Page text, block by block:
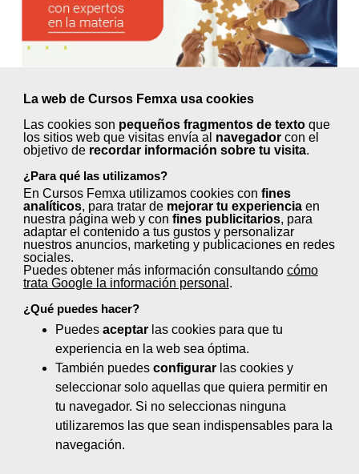
La web de Cursos Femxa usa cookies
Las cookies son pequeños fragmentos de textoque
los sitios web que visitas envía al navegadorcon el
objetivo de recordar información sobre tu visita.
¿Para qué las utilizamos?
En Cursos Femxa utilizamos cookies con fines
analíticos, para tratar de mejorar tu experienciaen
nuestra página web y con fines publicitarios, para
adaptar el contenido a tus gustos y personalizar
nuestros anuncios, marketing y publicaciones en redes
sociales.
Puedes obtener más información consultando cómo
trata Google la información personal .
¿Qué puedes hacer?
Puedes aceptarlas cookies para que tu
experiencia en la web sea óptima.
También puedes configurarlas cookies y
seleccionar solo aquellas que quiera permitir en
tu navegador. Si no seleccionas ninguna
utilizaremos las que sean indispensables para la
navegación.
Formación gratuita
autonómica en Castellón
¡Plazas agotadas!
Se ha cerrado la matrícula para la
convocatoria autonómica de
formación gratuita enmodalidad
presencial dirigida a
ocupados/as
y desempleados/as de
Castellón
¿No has llegado a